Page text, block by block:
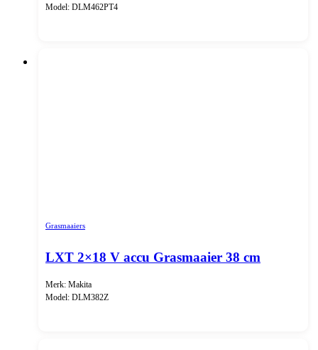
Model: DLM462PT4
Grasmaaiers
LXT 2×18 V accu Grasmaaier 38 cm
Merk: Makita
Model: DLM382Z